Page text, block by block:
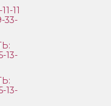
11
33-
13-
13-